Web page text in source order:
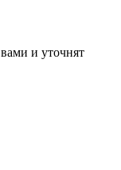
и уточнят